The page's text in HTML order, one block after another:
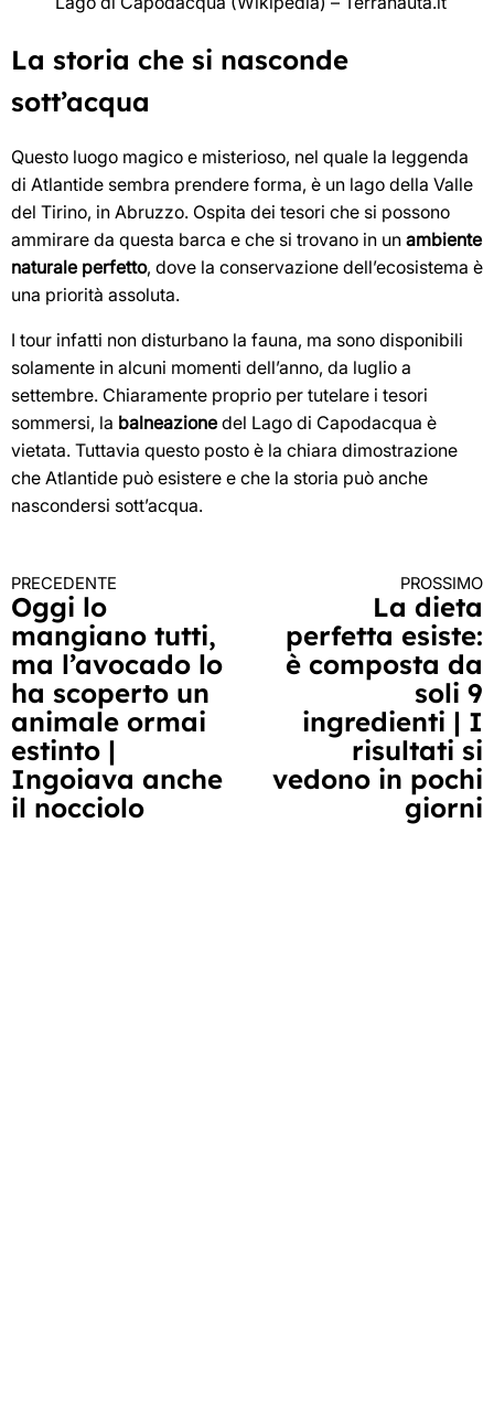
La storia che si nasconde
sott’acqua
Questo luogo magico e misterioso, nel quale la leggenda
di Atlantide sembra prendere forma, è un lago della Valle
del Tirino, in Abruzzo. Ospita dei tesori che si possono
ammirare da questa barca e che si trovano in un ambiente
naturale perfetto, dove la conservazione dell’ecosistema è
una priorità assoluta.
I tour infatti non disturbano la fauna, ma sono disponibili
solamente in alcuni momenti dell’anno, da luglio a
settembre. Chiaramente proprio per tutelare i tesori
sommersi, la balneazione del Lago di Capodacqua è
vietata. Tuttavia questo posto è la chiara dimostrazione
che Atlantide può esistere e che la storia può anche
nascondersi sott’acqua.
Continua
a
leggere
PRECEDENTE
Oggi lo
mangiano tutti,
ma l’avocado lo
ha scoperto un
animale ormai
estinto |
Ingoiava anche
il nocciolo
PROSSIMO
La dieta
perfetta esiste:
è composta da
soli 9
ingredienti | I
risultati si
vedono in pochi
giorni